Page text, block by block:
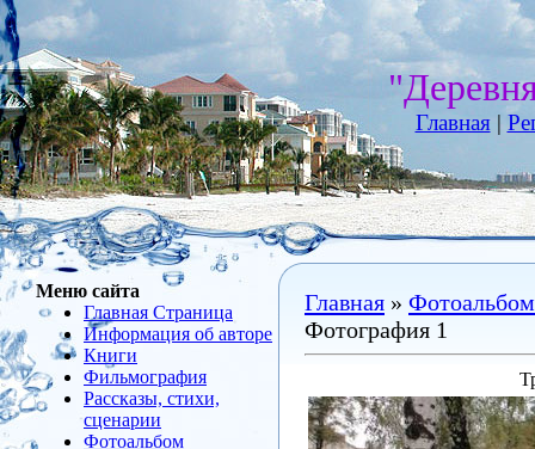
Главная|
Меню сайта
Главная Страница
Информация об авторе
Книги
Фильмография
Рассказы, стихи,
сценарии
Фотоальбом
Главная » Фотоальбом
Фотография 1